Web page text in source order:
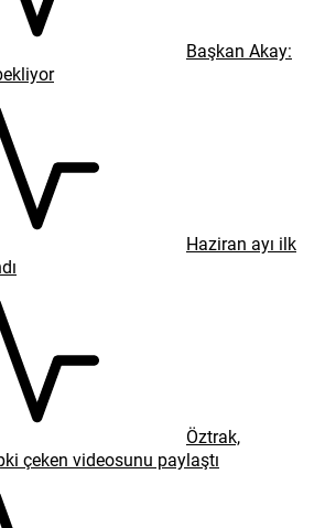
Başkan Akay:
Haziran ayı ilk
Öztrak,
çeken videosunu paylaştı